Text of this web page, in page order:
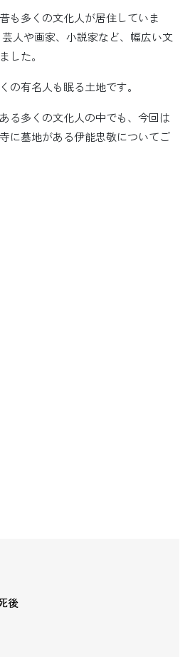
も多くの文化人が居住していま
人や画家、小説家など、幅広い文
した。
の有名人も眠る土地です。
る多くの文化人の中でも、今回は
に墓地がある伊能忠敬についてご
後